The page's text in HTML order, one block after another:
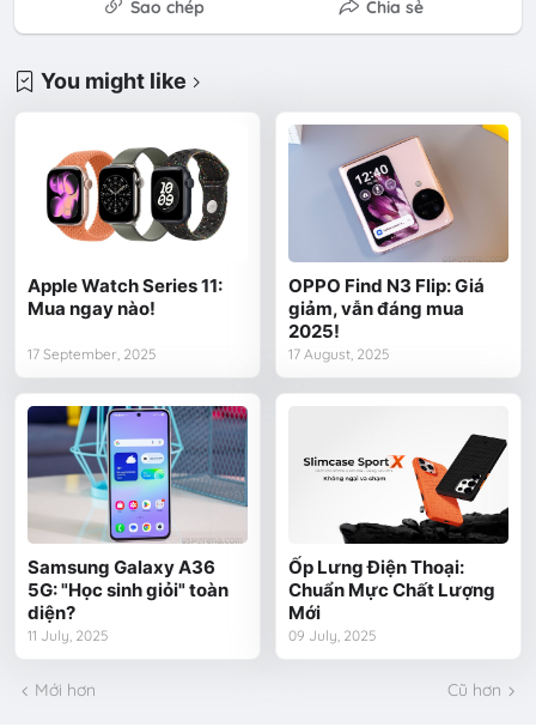
Sao chép Chia sẻ
You might like
Apple Watch Series 11:
Mua ngay nào!
17 September, 2025
OPPO Find N3 Flip: Giá
giảm, vẫn đáng mua
2025!
17 August, 2025
Samsung Galaxy A36
5G: "Học sinh giỏi" toàn
diện?
11 July, 2025
Ốp Lưng Điện Thoại:
Chuẩn Mực Chất Lượng
Mới
09 July, 2025
Mới hơn Cũ hơn